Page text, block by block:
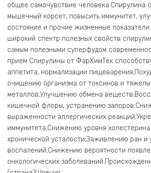
общее самочувствие человека.Спирулина
мышечный корсет, повысить иммунитет,
состояние и прочие жизненные показатели
широкий спектр полезных свойств
самым полезными суперфудом
прием Спирулины от ФарХимТек
аппетита, нормализации
очищению организма от токсинов и
металлов;Улучшению обмена
кишечной флоры, устранению
выраженности аллергических
иммунитета;Снижению уровня
хронической усталости;Заживлению ран и
воспалений;Снижению вероятности
онкологических